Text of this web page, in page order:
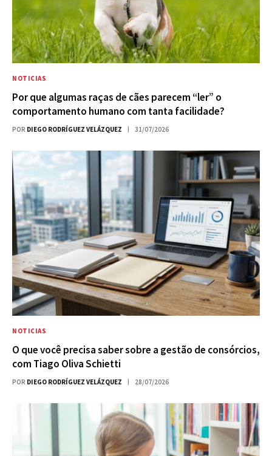
NOTICIAS
Por que algumas raças de cães parecem “ler” o
comportamento humano com tanta facilidade?
POR DIEGO RODRÍGUEZ VELÁZQUEZ 31/07/2026
NOTICIAS
O que você precisa saber sobre a gestão de consórcios,
com Tiago Oliva Schietti
POR DIEGO RODRÍGUEZ VELÁZQUEZ 28/07/2026